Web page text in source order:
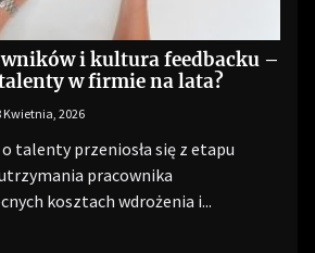
i kultura feedbacku –
w firmie na lata?
Kwietnia, 2026
talenty przeniosła się z etapu
pracownika
kosztach wdrożenia i...